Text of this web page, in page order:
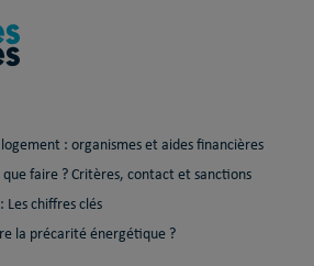
: organismes et aides financières
faire ? Critères, contact et sanctions
Les chiffres clés
la précarité énergétique ?